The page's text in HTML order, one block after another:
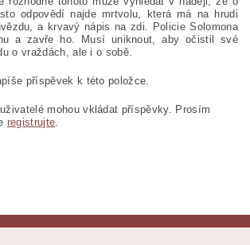
odpovědí najde mrtvolu, která má na hrudi
a krvavý nápis na zdi. Policie Solomona
a zavře ho. Musí uniknout, aby očistil své
o vraždách, ale i o sobě.
příspěvek k této položce.
mohou vkládat příspěvky. Prosím
registrujte.